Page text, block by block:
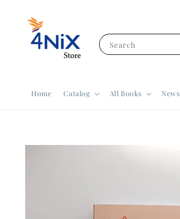
Search
Home Catalog All Books News